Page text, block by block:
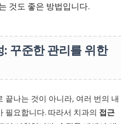
것도 좋은 방법입니다.
꾸준한 관리를 위한
끝나는 것이 아니라, 여러 번의 내
필요합니다. 따라서 치과의 접근